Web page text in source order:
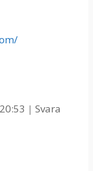
| Svara